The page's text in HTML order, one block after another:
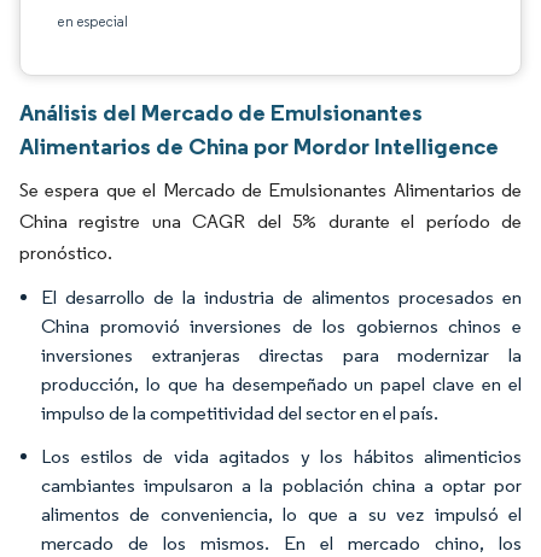
en especial
Análisis del Mercado de Emulsionantes
Alimentarios de China por Mordor Intelligence
Se espera que el Mercado de Emulsionantes Alimentarios de
China registre una CAGR del 5% durante el período de
pronóstico.
El desarrollo de la industria de alimentos procesados en
China promovió inversiones de los gobiernos chinos e
inversiones extranjeras directas para modernizar la
producción, lo que ha desempeñado un papel clave en el
impulso de la competitividad del sector en el país.
Los estilos de vida agitados y los hábitos alimenticios
cambiantes impulsaron a la población china a optar por
alimentos de conveniencia, lo que a su vez impulsó el
mercado de los mismos. En el mercado chino, los